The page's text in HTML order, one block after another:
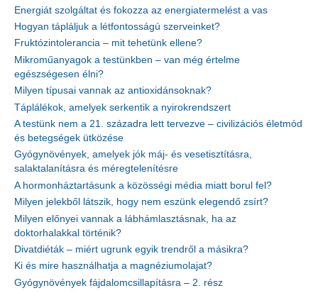
Energiát szolgáltat és fokozza az energiatermelést a vas
Hogyan tápláljuk a létfontosságú szerveinket?
Fruktózintolerancia – mit tehetünk ellene?
Mikroműanyagok a testünkben – van még értelme
egészségesen élni?
Milyen típusai vannak az antioxidánsoknak?
Táplálékok, amelyek serkentik a nyirokrendszert
A testünk nem a 21. századra lett tervezve – civilizációs életmód
és betegségek ütközése
Gyógynövények, amelyek jók máj- és vesetisztításra,
salaktalanításra és méregtelenítésre
A hormonháztartásunk a közösségi média miatt borul fel?
Milyen jelekből látszik, hogy nem eszünk elegendő zsírt?
Milyen előnyei vannak a lábhámlasztásnak, ha az
doktorhalakkal történik?
Divatdiéták – miért ugrunk egyik trendről a másikra?
Ki és mire használhatja a magnéziumolajat?
Gyógynövények fájdalomcsillapításra – 2. rész